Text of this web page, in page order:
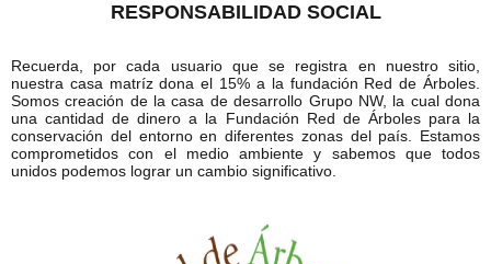
RESPONSABILIDAD SOCIAL
Recuerda, por cada usuario que se registra en nuestro sitio,
nuestra casa matríz dona el 15% a la fundación Red de Árboles.
Somos creación de la casa de desarrollo Grupo NW, la cual dona
una cantidad de dinero a la Fundación Red de Árboles para la
conservación del entorno en diferentes zonas del país. Estamos
comprometidos con el medio ambiente y sabemos que todos
unidos podemos lograr un cambio significativo.